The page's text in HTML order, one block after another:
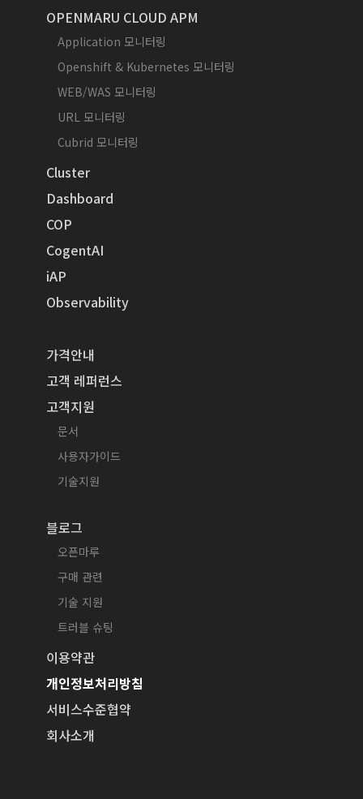
OPENMARU CLOUD APM
Application 모니터링
Openshift & Kubernetes 모니터링
WEB/WAS 모니터링
URL 모니터링
Cubrid 모니터링
Cluster
Dashboard
COP
CogentAI
iAP
Observability
가격안내
고객 레퍼런스
고객지원
문서
사용자가이드
기술지원
블로그
오픈마루
구매 관련
기술 지원
트러블 슈팅
이용약관
개인정보처리방침
서비스수준협약
회사소개